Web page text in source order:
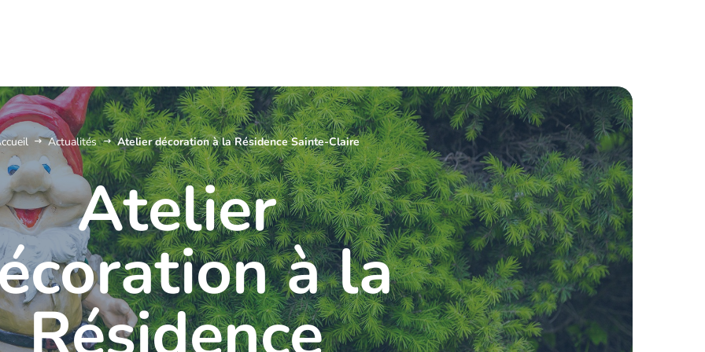
Actualités Atelier décoration à la Résidence Sainte-Claire
Atelier
à la